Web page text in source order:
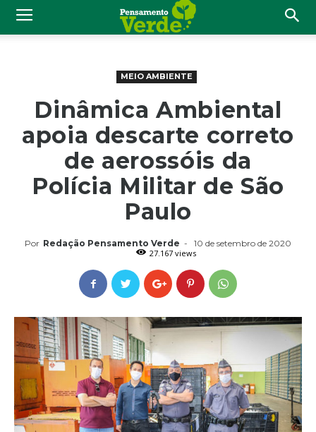
MEIO AMBIENTE
Dinâmica Ambiental
apoia descarte correto
de aerossóis da
Polícia Militar de São
Paulo
Por Redação Pensamento Verde -
10 de setembro de 2020
27.167 views